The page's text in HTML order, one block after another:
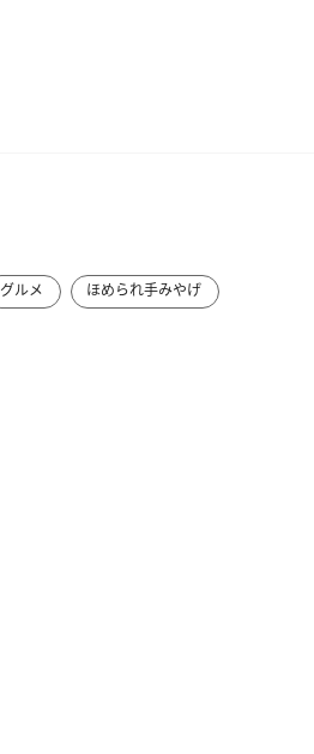
グルメ ほめられ手みやげ